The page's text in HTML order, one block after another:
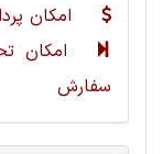
امکان
امکان
سفارش